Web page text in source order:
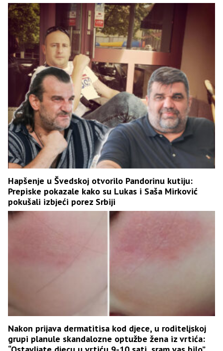
Hapšenje u Švedskoj otvorilo Pandorinu kutiju:
Prepiske pokazale kako su Lukas i Saša Mirković
pokušali izbjeći porez Srbiji
Nakon prijava dermatitisa kod djece, u roditeljskoj
grupi planule skandalozne optužbe žena iz vrtića: